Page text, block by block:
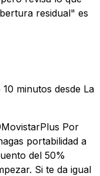
residual" es
10 minutos desde La
Por
portabilidad a
del 50%
Si te da igual